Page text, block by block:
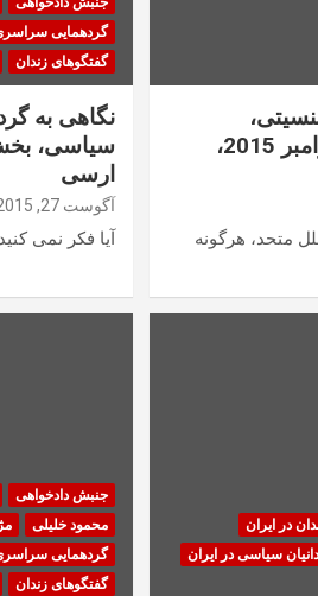
سخنرانی مژده ارسی در ششم نوامبر 2015،
متحد، هرگونه
گردهمایی سراسری
گفتگوهای زندان
نگاهی به
سیاسی،
ارسی
آگوست 27, 2015
آیا فکر نمی
در ایران
سیاسی در ایران
جنبش دادخواهی
محمود خلیلی
گردهمایی سراسری
گفتگوهای زندان